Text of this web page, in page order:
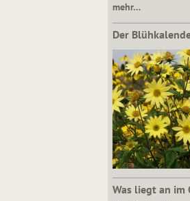
mehr…
Der
Was liegt an im